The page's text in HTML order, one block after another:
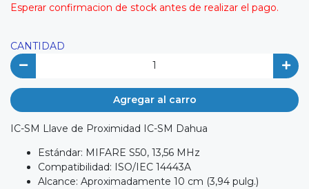
Esperar confirmacion de stock antes de realizar el pago.
CANTIDAD
Agregar al carro
IC-SM Llave de Proximidad IC-SM Dahua
Estándar: MIFARE S50, 13,56 MHz
Compatibilidad: ISO/IEC 14443A
Alcance: Aproximadamente 10 cm (3,94 pulg.)